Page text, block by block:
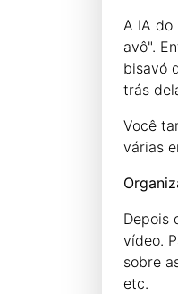
A IA do
avô".
bisavó
trás
Você
várias
Depois
vídeo.
sobre
etc.